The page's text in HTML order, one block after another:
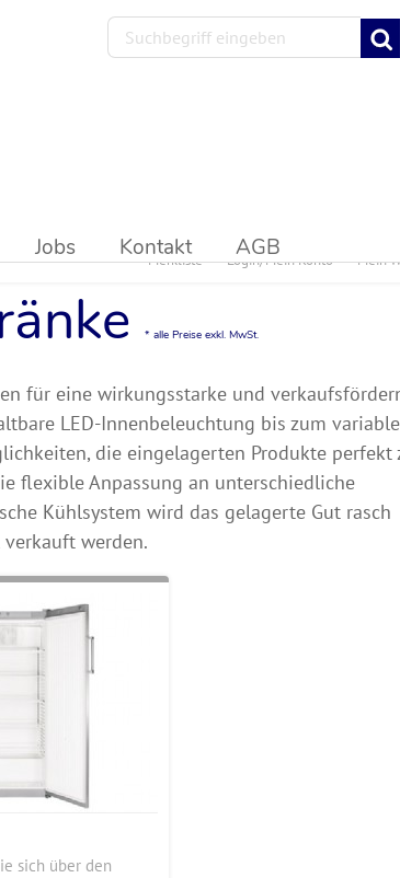
Jobs Kontakt AGB Mein
Login/Mein Konto
Merkliste
* alle Preise exkl. MwSt.
für eine wirkungsstarke und
LED-Innenbeleuchtung bis zum
die eingelagerten Produkte perfekt
flexible Anpassung an unterschiedliche
Kühlsystem wird das gelagerte Gut rasch
werden.
sich über den